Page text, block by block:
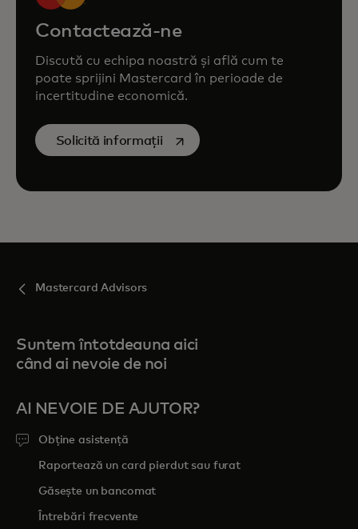
Contactează-ne
Discută cu echipa noastră și află cum te
poate sprijini Mastercard în perioade de
incertitudine economică.
Solicită informații opens in a new tab
Mastercard Advisors
Suntem întotdeauna aici
când ai nevoie de noi
AI NEVOIE DE AJUTOR?
Obține asistență
Raportează un card pierdut sau furat
Găsește un bancomat
Întrebări frecvente